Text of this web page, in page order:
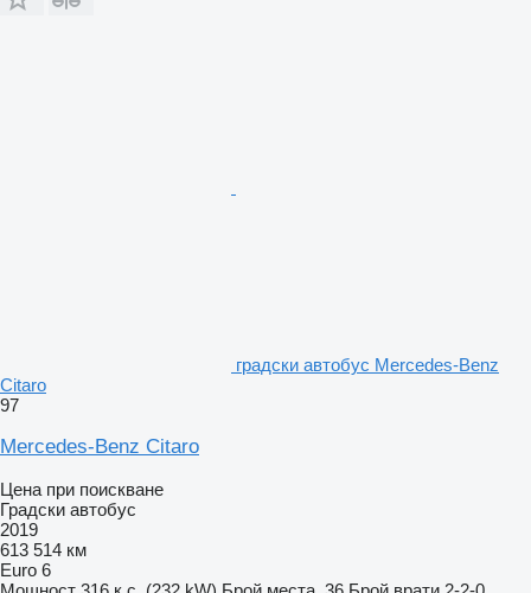
градски автобус Mercedes-Benz
Citaro
97
Mercedes-Benz Citaro
Цена при поискване
Градски автобус
2019
613 514 км
Euro 6